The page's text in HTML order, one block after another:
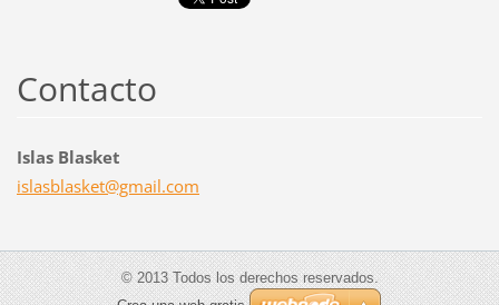
Contacto
Islas Blasket
islasblasket@gmail.com
© 2013 Todos los derechos reservados.